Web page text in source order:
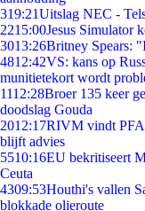
319:21Uitslag NEC -
2215:00Jesus Simulator
3013:26Britney Spears:
4812:42VS: kans op
munitietekort wordt
1112:28Broer 135 keer
doodslag Gouda
2012:17RIVM vindt
blijft advies
5510:16EU bekritiseert
Ceuta
4309:53Houthi's vallen
blokkade olieroute